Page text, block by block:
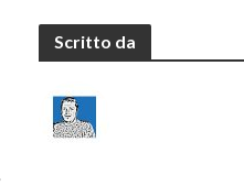
Scritto da